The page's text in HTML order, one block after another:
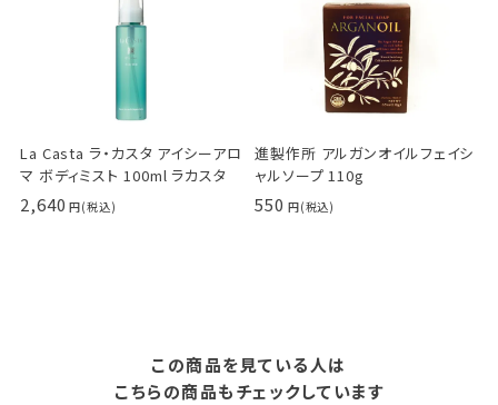
La Casta ラ・カスタ アイシーアロ
マ ボディミスト 100ml ラカスタ
2,640
進製作所 アルガンオイルフェイシ
ャルソープ 110g
550
この商品を見ている人は
こちらの商品もチェックしています